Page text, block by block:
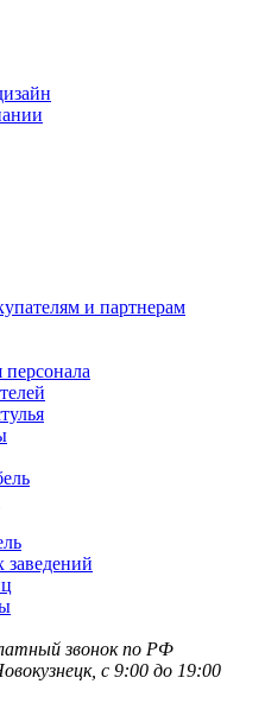
и партнерам
заведений
звонок по РФ
с 9:00 до 19:00